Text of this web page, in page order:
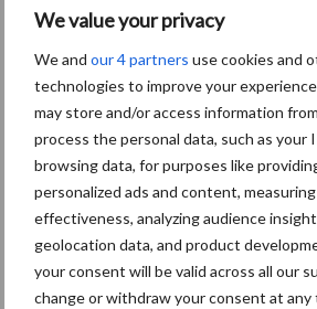
We value your privacy
We and our 4 partners use cookies and
technologies to improve your
may store and/or access information
process the personal data, such as your
browsing data, for purposes like
personalized ads and content,
effectiveness, analyzing audience
geolocation data, and product
your consent will be valid across all our
change or withdraw your consent at any
maar tempo vlakt
22 dec
Kwaliteit als
internationale
veeteeltsector
Overijssel: